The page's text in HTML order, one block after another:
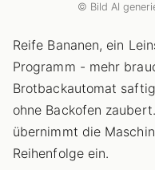
© Bild AI
Reife Bananen, ein
Programm - mehr
Brotbackautomat
ohne Backofen
übernimmt die
Reihenfolge ein.